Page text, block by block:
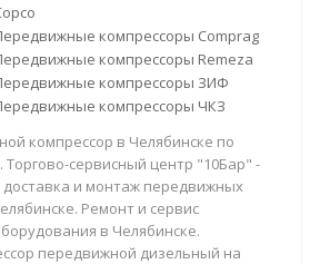
компрессоры Comprag
компрессоры Remeza
компрессоры ЗИФ
компрессоры ЧКЗ
компрессор в Челябинске по
сервисный центр "10Бар" -
и монтаж передвижных
Ремонт и сервис
в Челябинске.
передвижной дизельный на